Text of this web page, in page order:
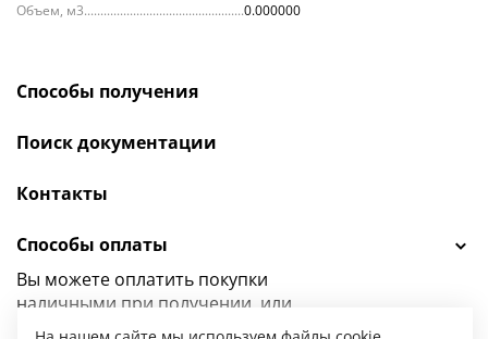
Объем, м3
0.000000
Способы получения
Поиск документации
Контакты
Способы оплаты
Вы можете оплатить покупки
наличными при получении, или
выбрать
другой способ оплаты.